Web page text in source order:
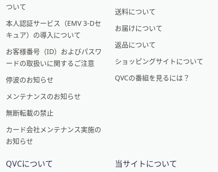
ついて
本人認証サービス（EMV 3-Dセ
キュア）の導入について
お客様番号（ID）およびパスワ
ードの取扱いに関するご注意
停波のお知らせ
メンテナンスのお知らせ
無断転載の禁止
カード会社メンテナンス実施の
お知らせ
送料について
お届けについて
返品について
ショッピングサイトについて
QVCの番組を見るには？
QVCについて 当サイトについて